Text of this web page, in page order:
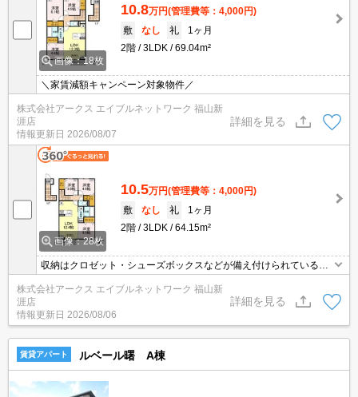
画像：18枚
10.8万円(管理費等：4,000円)
敷
なし 礼
1ヶ月
2階
3LDK 69.04m²
＼家賃減額キャンペーン対象物件／
株式会社アークス エイブルネットワーク 福山新
涯店
情報更新日 2026/08/07
詳細を見る
画像：28枚
10.5万円(管理費等：4,000円)
敷
なし 礼
1ヶ月
2階
3LDK 64.15m²
収納はクロゼット・シューズボックスなどが備え付けられているの
で、衣類や日用品の収納に重宝します。室内設備は浴室乾燥機・洗
面所独立などが揃っており、とても充実しています。TVインターホ
ンで、モニターから来訪者が確認できます。駐車場料金が月額3300
円のアパートです。お湯を沸かし直せる追い焚き機能付きです。
株式会社アークス エイブルネットワーク 福山新
涯店
情報更新日 2026/08/06
詳細を見る
賃貸アパート ルベール曙 A棟